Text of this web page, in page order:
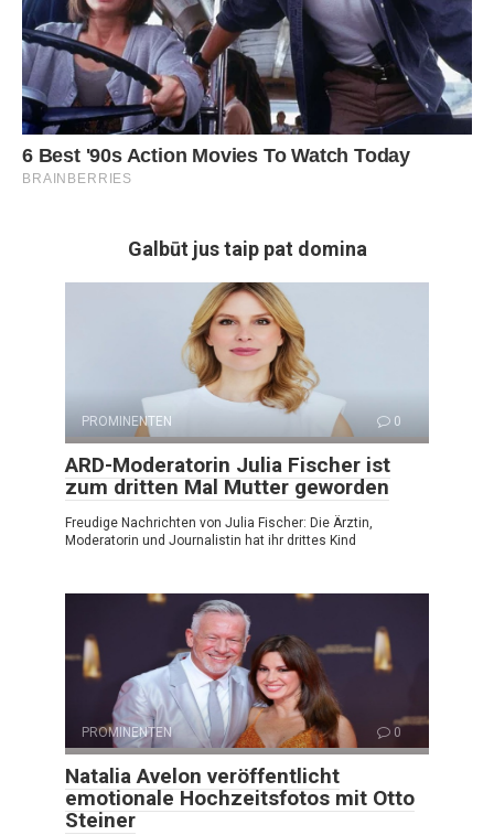
Galbūt jus taip pat domina
PROMINENTEN 0
ARD-Moderatorin Julia Fischer ist
zum dritten Mal Mutter geworden
Freudige Nachrichten von Julia Fischer: Die Ärztin,
Moderatorin und Journalistin hat ihr drittes Kind
PROMINENTEN 0
Natalia Avelon veröffentlicht
emotionale Hochzeitsfotos mit Otto
Steiner